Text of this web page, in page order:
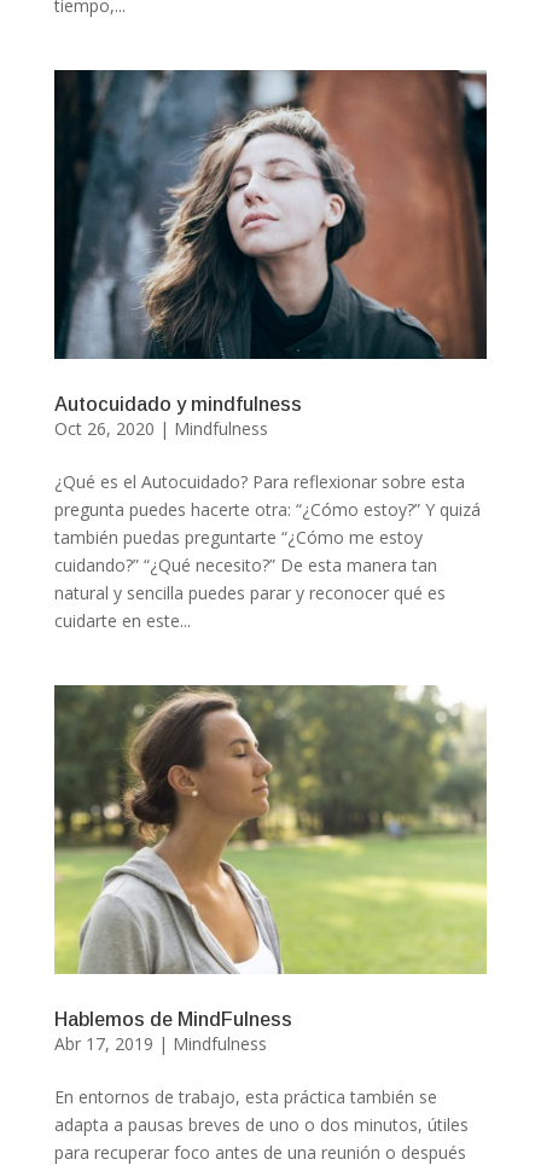
tiempo,...
Autocuidado y mindfulness
Oct 26, 2020 | Mindfulness
¿Qué es el Autocuidado? Para reflexionar sobre esta
pregunta puedes hacerte otra: “¿Cómo estoy?” Y quizá
también puedas preguntarte “¿Cómo me estoy
cuidando?” “¿Qué necesito?” De esta manera tan
natural y sencilla puedes parar y reconocer qué es
cuidarte en este...
Hablemos de MindFulness
Abr 17, 2019 | Mindfulness
En entornos de trabajo, esta práctica también se
adapta a pausas breves de uno o dos minutos, útiles
para recuperar foco antes de una reunión o después